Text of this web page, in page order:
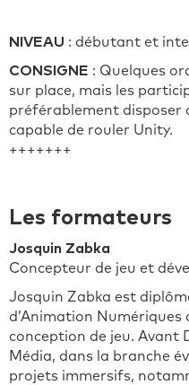
NIVEAU : débutant et
CONSIGNE : Quelques
sur place, mais les
préférablement disposer
capable de rouler Unity.
+++++++
Les formateurs
Josquin Zabka
Concepteur de jeu et
Josquin Zabka est
d’Animation Numériques
conception de jeu. Avant
Média, dans la branche
projets immersifs,